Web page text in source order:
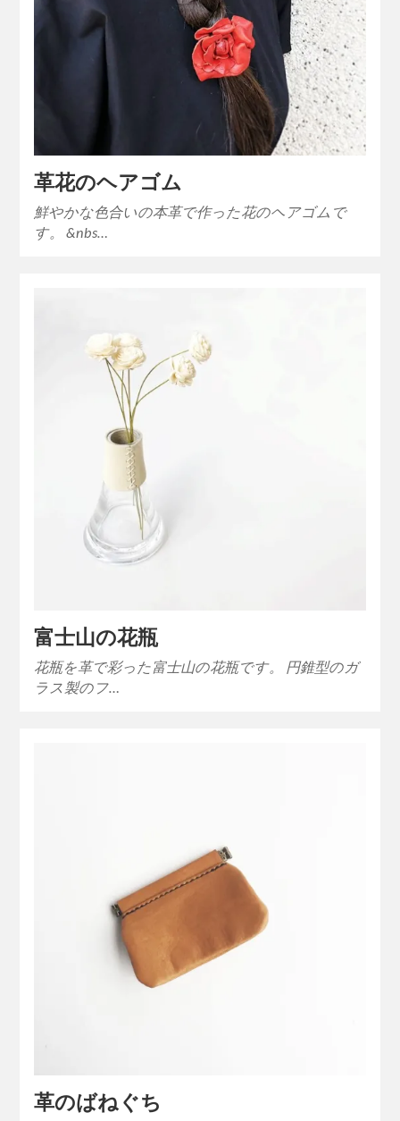
革花のヘアゴム
鮮やかな色合いの本革で作った花のヘアゴムで
す。 &nbs…
富士山の花瓶
花瓶を革で彩った富士山の花瓶です。 円錐型のガ
ラス製のフ…
革のばねぐち